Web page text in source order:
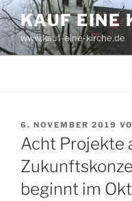
Zum
Inhalt
springen
KAUF EINE
www.kauf-eine-kirche.de
VERÖFFENTLICHT
AM
6. NOVEMBER 2019
Acht Projekte
beginnt im